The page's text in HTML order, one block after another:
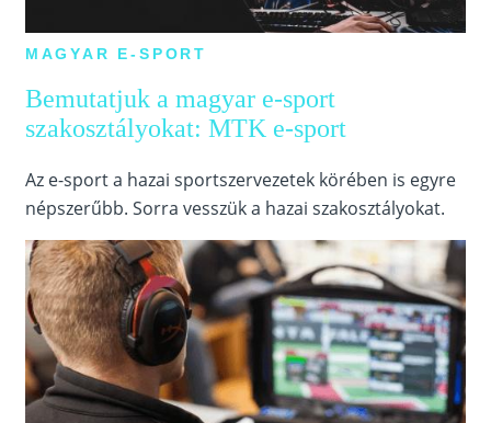
MAGYAR E-SPORT
Bemutatjuk a magyar e-sport
szakosztályokat: MTK e-sport
Az e-sport a hazai sportszervezetek körében is egyre
népszerűbb. Sorra vesszük a hazai szakosztályokat.